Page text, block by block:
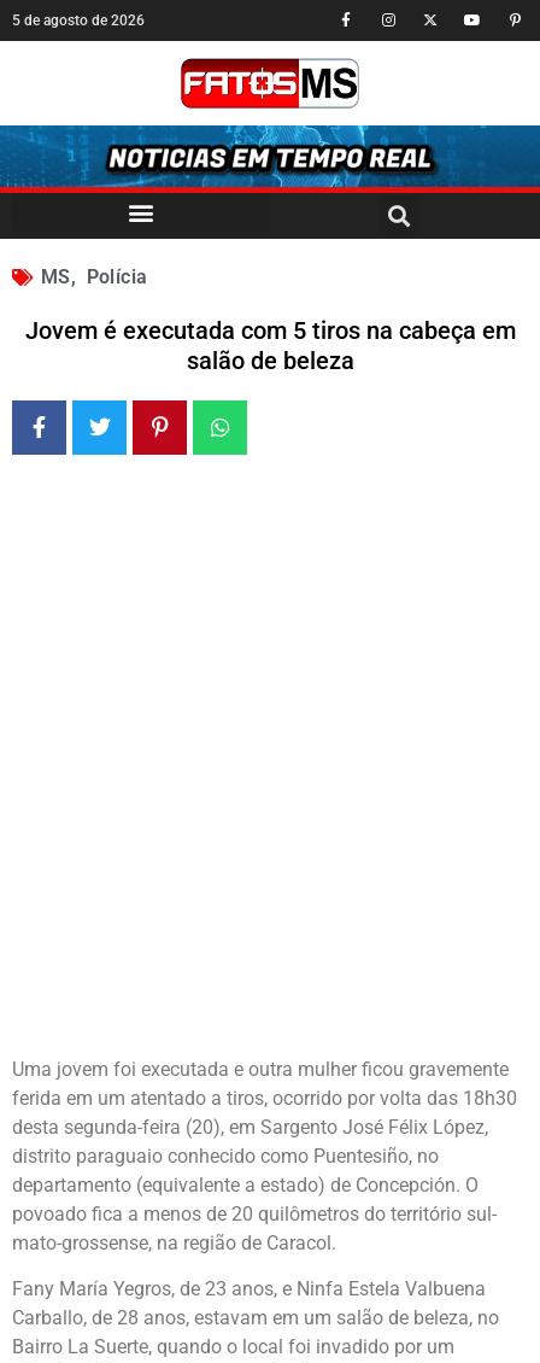
5 de agosto de 2026
MS, Polícia
Jovem é executada com 5 tiros na cabeça em
salão de beleza
Uma jovem foi executada e outra mulher ficou gravemente
ferida em um atentado a tiros, ocorrido por volta das 18h30
desta segunda-feira (20), em Sargento José Félix López,
distrito paraguaio conhecido como Puentesiño, no
departamento (equivalente a estado) de Concepción. O
povoado fica a menos de 20 quilômetros do território sul-
mato-grossense, na região de Caracol.
Fany María Yegros, de 23 anos, e Ninfa Estela Valbuena
Carballo, de 28 anos, estavam em um salão de beleza, no
Bairro La Suerte, quando o local foi invadido por um